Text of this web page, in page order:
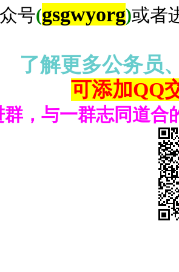
号(gsgwyorg)或者
了解更多公务员
可添加QQ
群，与一群志同道合